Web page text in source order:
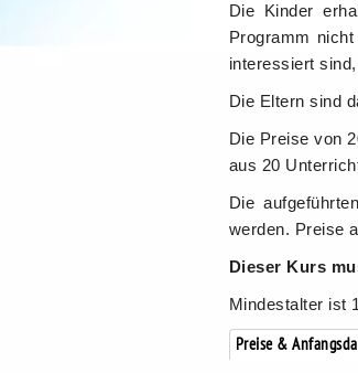
Die Kinder
Programm
interessiert
Die Eltern sind
Die Preise von
aus 20
Die
werden. Preise
Dieser Kurs
Mindestalter ist
Preise &